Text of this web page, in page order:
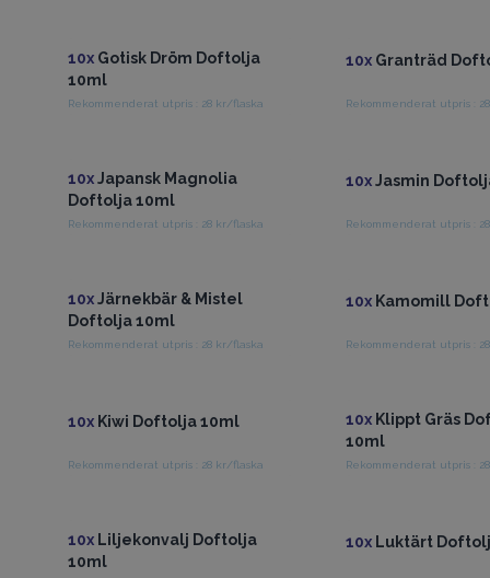
10x Gotisk Dröm Doftolja
10ml
Rekommenderat utpris : 28 kr/flaska
10xGranträd
Rekommenderat utpris :
10xJapansk Magnolia
Doftolja 10ml
Rekommenderat utpris : 28 kr/flaska
10xJasmin
Rekommenderat utpris :
10xJärnekbär & Mistel
Doftolja 10ml
Rekommenderat utpris : 28 kr/flaska
10xKamomill
Rekommenderat utpris :
10x Kiwi Doftolja 10ml
Rekommenderat utpris : 28 kr/flaska
10xKlippt Gräs
10ml
Rekommenderat utpris :
10x Liljekonvalj Doftolja
10ml
10xLuktärt